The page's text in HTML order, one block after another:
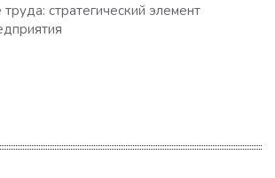
стратегический элемент